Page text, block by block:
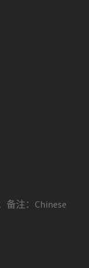
备注：Chinese